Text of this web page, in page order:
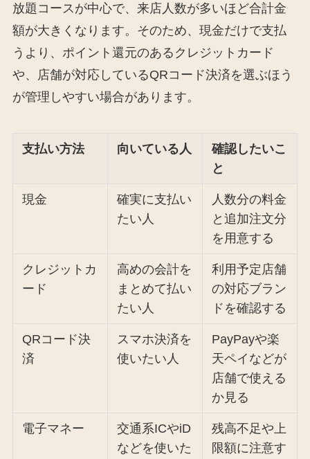
放題コースが中心で、来店人数が多いほど合計金
額が大きくなります。そのため、現金だけで支払
うより、ポイント還元のあるクレジットカード
や、店舗が対応しているQRコード決済を選ぶほう
が管理しやすい場合があります。
支払い方法 向いている人
確認したいこ
と
現金
確実に支払い
たい人
人数分の料金
と追加注文分
を用意する
クレジットカ
ード
高めの会計を
まとめて払い
たい人
利用予定店舗
の対応ブラン
ドを確認する
QRコード決
済
スマホ決済を
使いたい人
PayPayや楽
天ペイなどが
店舗で使える
か見る
電子マネー
交通系ICやiD
などを使いた
残高不足や上
限額に注意す